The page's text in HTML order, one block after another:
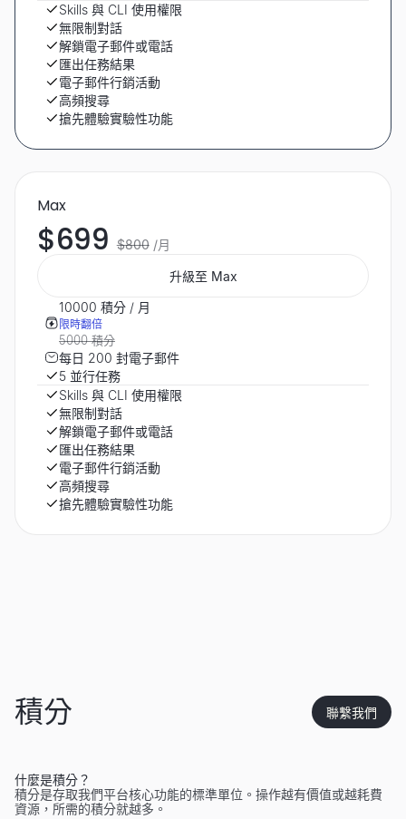
Skills 與 CLI 使用權限
無限制對話
解鎖電子郵件或電話
匯出任務結果
電子郵件行銷活動
高頻搜尋
搶先體驗實驗性功能
Max
$699 $800 /月
升級至 Max
10000 積分 / 月
限時翻倍
5000 積分
每日 200 封電子郵件
5 並行任務
Skills 與 CLI 使用權限
無限制對話
解鎖電子郵件或電話
匯出任務結果
電子郵件行銷活動
高頻搜尋
搶先體驗實驗性功能
積分 聯繫我們
什麼是積分？
積分是存取我們平台核心功能的標準單位。操作越有價值或越耗費
資源，所需的積分就越多。